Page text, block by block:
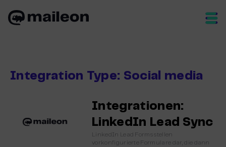
Integration Type: Social media
Integrationen:
LinkedIn Lead Sync
LinkedIn Lead Forms stellen
vorkonfigurierte Formulare dar, die dann